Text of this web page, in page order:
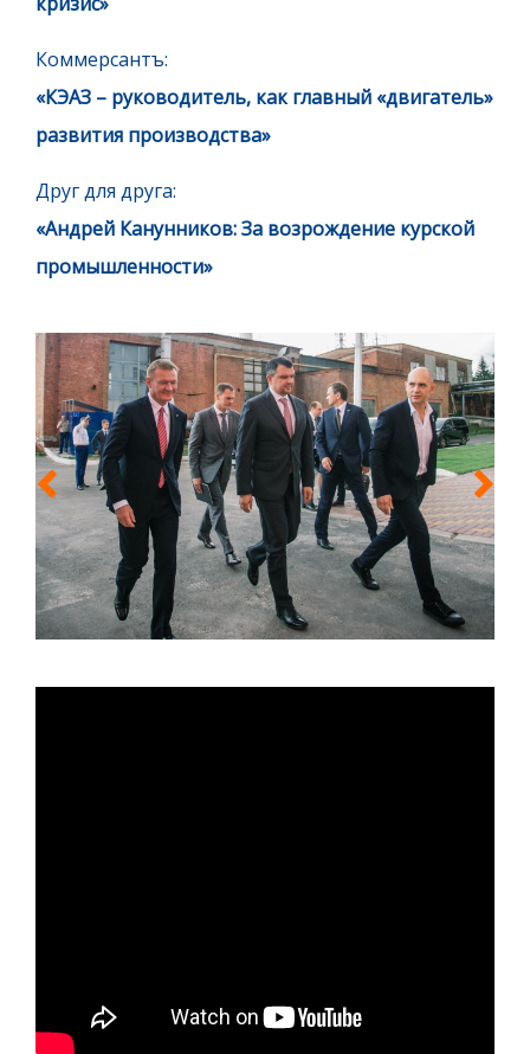
Коммерсантъ:
«КЭАЗ – руководитель, как главный «двигатель»
развития производства»
Друг для друга:
«Андрей Канунников: За возрождение курской
промышленности»